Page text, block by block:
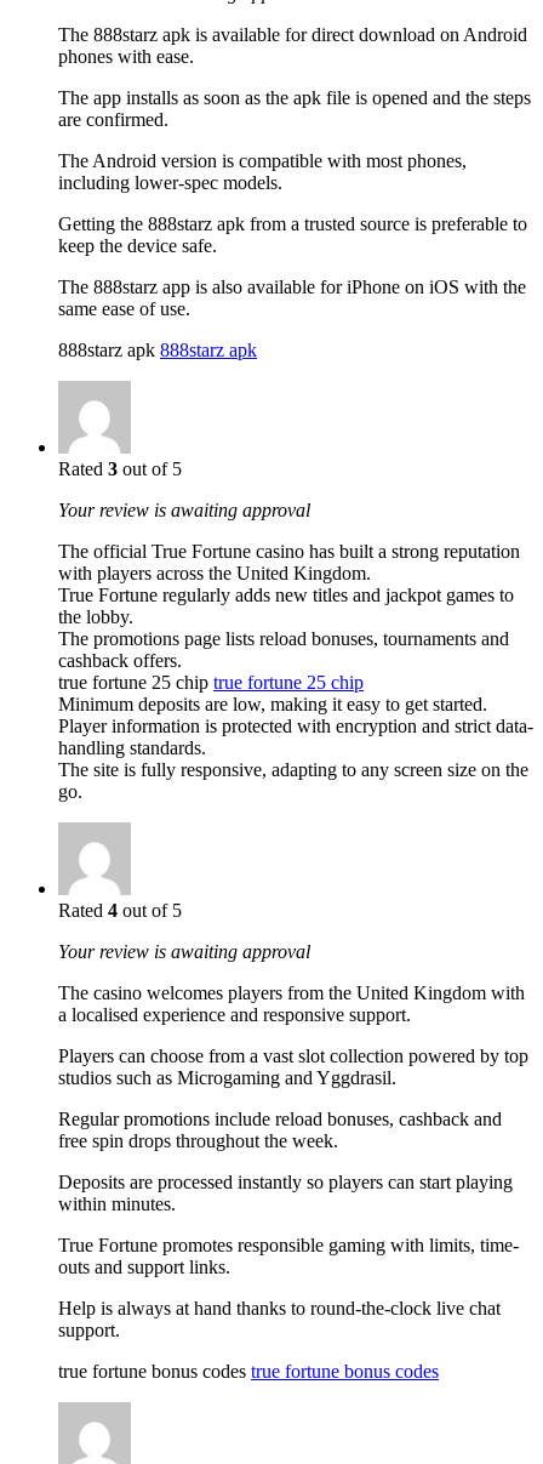
The 888starz apk is available for direct download on Android
phones with ease.
The app installs as soon as the apk file is opened and the steps
are confirmed.
The Android version is compatible with most phones,
including lower-spec models.
Getting the 888starz apk from a trusted source is preferable to
keep the device safe.
The 888starz app is also available for iPhone on iOS with the
same ease of use.
888starz apk 888starz apk
Rated 3 out of 5
Your review is awaiting approval
The official True Fortune casino has built a strong reputation
with players across the United Kingdom.
True Fortune regularly adds new titles and jackpot games to
the lobby.
The promotions page lists reload bonuses, tournaments and
cashback offers.
true fortune 25 chip true fortune 25 chip
Minimum deposits are low, making it easy to get started.
Player information is protected with encryption and strict data-
handling standards.
The site is fully responsive, adapting to any screen size on the
go.
Rated 4 out of 5
Your review is awaiting approval
The casino welcomes players from the United Kingdom with
a localised experience and responsive support.
Players can choose from a vast slot collection powered by top
studios such as Microgaming and Yggdrasil.
Regular promotions include reload bonuses, cashback and
free spin drops throughout the week.
Deposits are processed instantly so players can start playing
within minutes.
True Fortune promotes responsible gaming with limits, time-
outs and support links.
Help is always at hand thanks to round-the-clock live chat
support.
true fortune bonus codes true fortune bonus codes